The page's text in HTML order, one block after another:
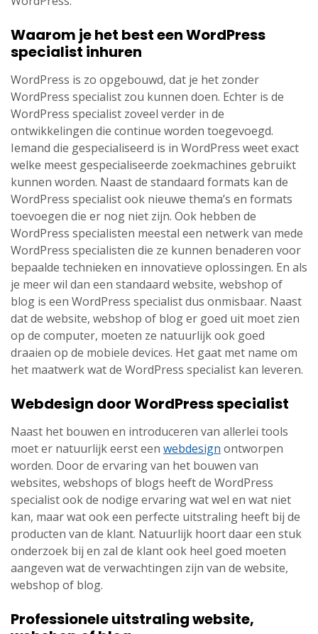
Waarom je het best een WordPress
specialist inhuren
WordPress is zo opgebouwd, dat je het zonder
WordPress specialist zou kunnen doen. Echter is de
WordPress specialist zoveel verder in de
ontwikkelingen die continue worden toegevoegd.
Iemand die gespecialiseerd is in WordPress weet exact
welke meest gespecialiseerde zoekmachines gebruikt
kunnen worden. Naast de standaard formats kan de
WordPress specialist ook nieuwe thema’s en formats
toevoegen die er nog niet zijn. Ook hebben de
WordPress specialisten meestal een netwerk van mede
WordPress specialisten die ze kunnen benaderen voor
bepaalde technieken en innovatieve oplossingen. En als
je meer wil dan een standaard website, webshop of
blog is een WordPress specialist dus onmisbaar. Naast
dat de website, webshop of blog er goed uit moet zien
op de computer, moeten ze natuurlijk ook goed
draaien op de mobiele devices. Het gaat met name om
het maatwerk wat de WordPress specialist kan leveren.
Webdesign door WordPress specialist
Naast het bouwen en introduceren van allerlei tools
moet er natuurlijk eerst een webdesign ontworpen
worden. Door de ervaring van het bouwen van
websites, webshops of blogs heeft de WordPress
specialist ook de nodige ervaring wat wel en wat niet
kan, maar wat ook een perfecte uitstraling heeft bij de
producten van de klant. Natuurlijk hoort daar een stuk
onderzoek bij en zal de klant ook heel goed moeten
aangeven wat de verwachtingen zijn van de website,
webshop of blog.
Professionele uitstraling website,